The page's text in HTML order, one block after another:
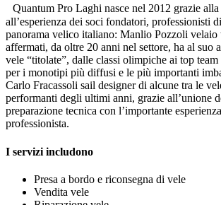
Quantum Pro Laghi nasce nel 2012 grazie alla
all’esperienza dei soci fondatori, professionisti
panorama velico italiano: Manlio Pozzoli
affermati, da oltre 20 anni nel settore, ha al suo
vele “titolate”, dalle classi olimpiche ai top team
per i monotipi più diffusi e le più importanti
Carlo Fracassoli sail designer di alcune tra le
performanti degli ultimi anni, grazie all’unione
preparazione tecnica con l’importante
professionista.
I servizi includono
Presa a bordo e riconsegna di vele
Vendita vele